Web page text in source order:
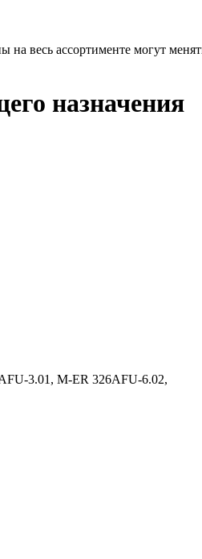
весь ассортименте могут
назначения
3.01, M-ER 326AFU-6.02,